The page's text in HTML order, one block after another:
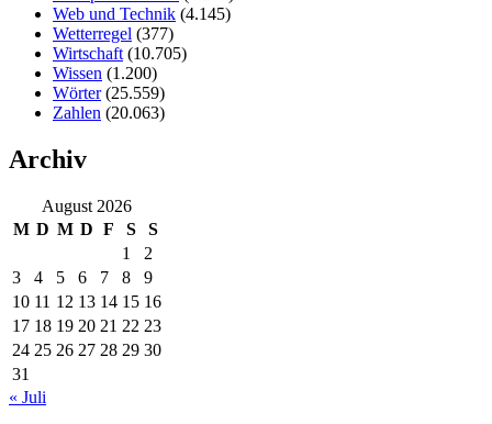
Web und Technik (4.145)
Wetterregel (377)
Wirtschaft(10.705)
Wissen (1.200)
Wörter(25.559)
Zahlen (20.063)
Archiv
August 2026
M D M D F S
S
1
2
3
4 5 6 7 8
9
10 11 12 13 14 15 16
17 18 19 20 21 22 23
24 25 26 27 28 29 30
31
« Juli